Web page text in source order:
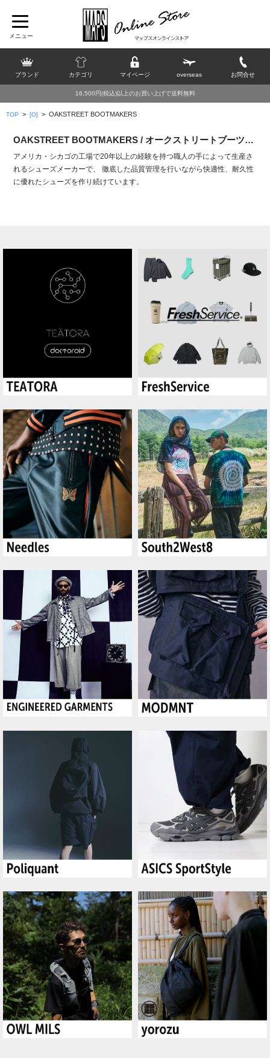
ブランド カテゴリ マイページ overseas お問合せ
16,500円(税込)以上のお買い上げで送料無料
TOP > [O] > OAKSTREET BOOTMAKERS
OAKSTREET BOOTMAKERS / オークストリートブーツメーカーズ
アメリカ・シカゴの工場で20年以上の経験を持つ職人の手によって生産さ
れるシューズメーカーで、 徹底した品質管理を行いながら快適性、耐久性
に優れたシューズを作り続けています。